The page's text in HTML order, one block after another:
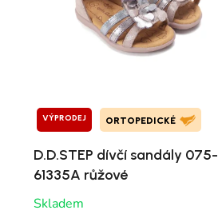
VÝPRODEJ ORTOPEDICKÉ
D.D.STEP dívčí sandály 075-
61335A růžové
Skladem